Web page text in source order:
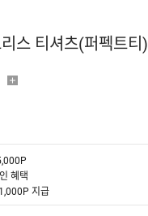
스 티셔츠(퍼펙트티)
혜택
지급